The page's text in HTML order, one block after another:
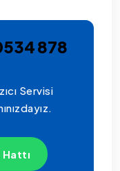
878
Servisi